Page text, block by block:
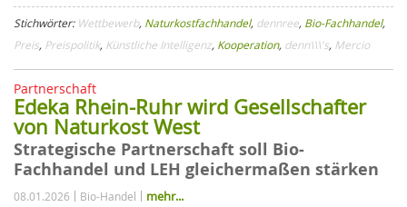
Stichwörter: Wettbewerb, Naturkostfachhandel, dennree, Bio-Fachhandel,
Preis, Preispolitik, Künstliche Intelligenz, Kooperation, denn\\\'s, Mercio
Partnerschaft
Edeka Rhein-Ruhr wird Gesellschafter
von Naturkost West
Strategische Partnerschaft soll Bio-
Fachhandel und LEH gleichermaßen stärken
08.01.2026 Bio-Handel mehr...